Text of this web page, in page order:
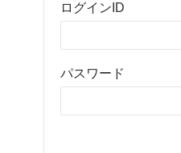
ログインID
パスワード